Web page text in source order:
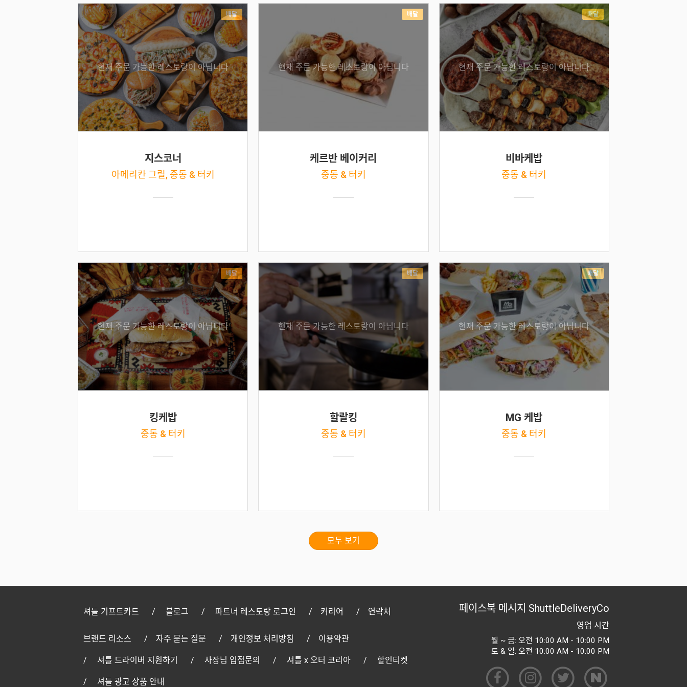
배달
현재 주문 가능한 레스토랑이 아닙니다
지스코너
아메리칸 그릴, 중동 & 터키
배달
현재 주문 가능한 레스토랑이 아닙니다
케르반 베이커리
중동 & 터키
배달
현재 주문 가능한 레스토랑이 아닙니다
비바케밥
중동 & 터키
배달
현재 주문 가능한 레스토랑이 아닙니다
킹케밥
중동 & 터키
배달
현재 주문 가능한 레스토랑이 아닙니다
할랄킹
중동 & 터키
배달
현재 주문 가능한 레스토랑이 아닙니다
MG 케밥
중동 & 터키
모두 보기
셔틀 기프트카드 블로그 파트너 레스토랑 로그인 커리어 연락처
브랜드 리소스 자주 묻는 질문 개인정보 처리방침 이용약관
셔틀 드라이버 지원하기 사장님 입점문의 셔틀 x 오터 코리아 할인티켓
셔틀 광고 상품 안내
페이스북 메시지 ShuttleDeliveryCo
영업 시간
월 ~ 금: 오전 10:00 AM - 10:00 PM
토 & 일: 오전 10:00 AM - 10:00 PM